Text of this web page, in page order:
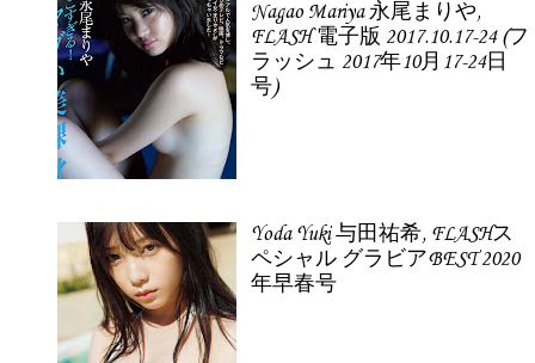
Nagao Mariya 永尾まりや,
FLASH 電子版 2017.10.17-24 (フ
ラッシュ 2017年10月17-24日
号)
Yoda Yuki 与田祐希, FLASHス
ペシャル グラビアBEST 2020
年早春号